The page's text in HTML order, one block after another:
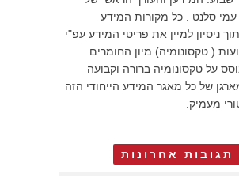
סלנט . כל מקורות המידע
ניסיון למיין את פריטי המידע עפ"י
( טקסונומיה) מיון החומרים
על טקסונומיה ברורה וקבועה
של כל מאגר המידע הייחודי הזה
מעמיק.
תגובות אחרונות